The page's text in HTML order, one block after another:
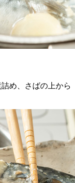
め、さばの上から